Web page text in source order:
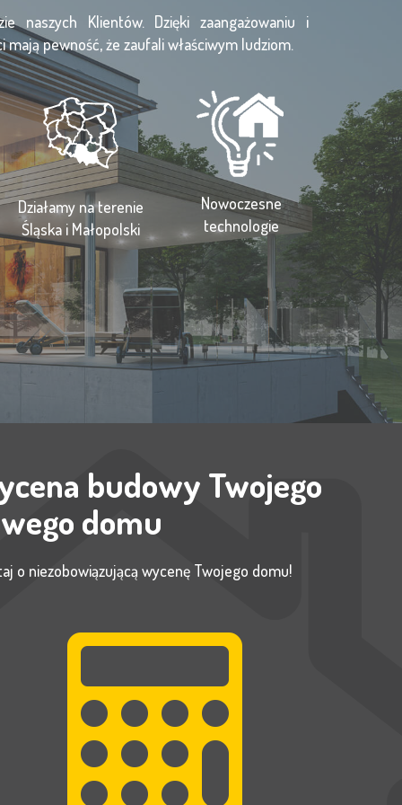
naszych Klientów. Dzięki zaangażowaniu i
pewność, że zaufali właściwym ludziom.
Działamy na terenie
Śląska i Małopolski
Nowoczesne
technologie
budowy Twojego
domu
o niezobowiązującą wycenę Twojego domu!